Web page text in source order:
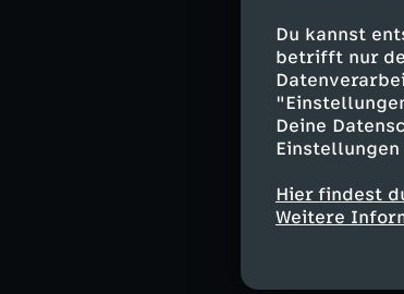
Du kannst
betrifft nur
Deine
Hier findest
Weitere
Zum
"Ich
der
JVA